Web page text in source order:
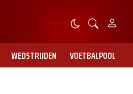
WEDSTRIJDEN VOETBALPOOL